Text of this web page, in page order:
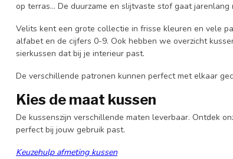
op terras… De duurzame en slijtvaste stof gaat jarenlang
Velits kent een grote collectie in frisse kleuren en vele
alfabet en de cijfers 0-9. Ook hebben we overzicht
sierkussen dat bij je interieur past.
De verschillende patronen kunnen perfect met elkaar
Kies de maat kussen
De kussenszijn verschillende maten leverbaar. Ontdek
perfect bij jouw gebruik past.
Keuzehulp afmeting kussen